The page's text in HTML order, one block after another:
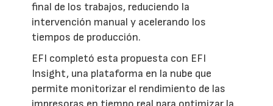
final de los trabajos, reduciendo la
intervención manual y acelerando los
tiempos de producción.
EFI completó esta propuesta con EFI
Insight, una plataforma en la nube que
permite monitorizar el rendimiento de las